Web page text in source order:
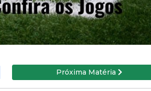
Próxima Matéria